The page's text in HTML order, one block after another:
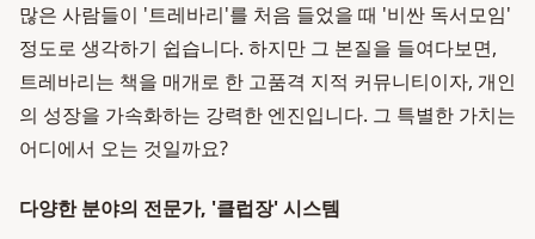
많은 사람들이 '트레바리'를 처음 들었을 때 '비싼 독서모임'
정도로 생각하기 쉽습니다. 하지만 그 본질을 들여다보면,
트레바리는 책을 매개로 한 고품격 지적 커뮤니티이자, 개인
의 성장을 가속화하는 강력한 엔진입니다. 그 특별한 가치는
어디에서 오는 것일까요?
다양한 분야의 전문가, '클럽장' 시스템